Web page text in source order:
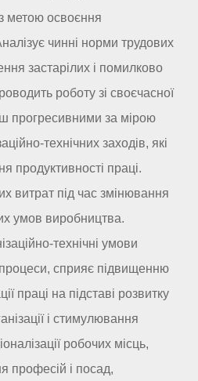
з метою освоєння
чинні норми трудових
застарілих і помилково
роботу зі своєчасної
прогресивними за мірою
технічних заходів, які
продуктивності праці.
витрат під час змінювання
умов виробництва.
технічні умови
сприяє підвищенню
праці на підставі розвитку
і стимулювання
робочих місць,
професій і посад,